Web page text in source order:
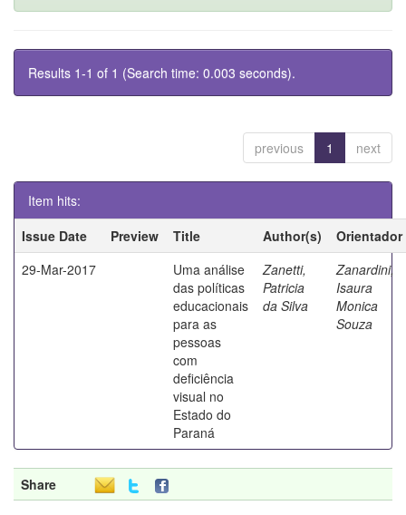
Results 1-1 of 1 (Search time: 0.003 seconds).
previous 1 next
Item hits:
Issue Date
Preview Title Author(s)
Orientador
29-Mar-2017
Uma análise
das políticas
educacionais
para as
pessoas
com
deficiência
visual no
Estado do
Paraná
Zanetti,
Patricia
da Silva
Zanardini,
Isaura
Monica
Souza
Share